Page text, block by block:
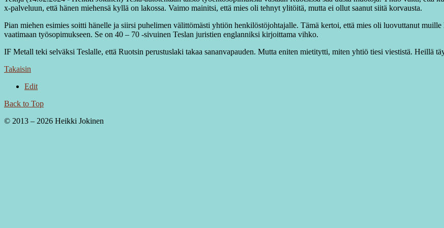
x-palveluun, että hänen miehensä kyllä on lakossa. Vaimo mainitsi, että mies oli tehnyt ylitöitä, mutta ei ollut saanut siitä korvausta.
Pian miehen esimies soitti hänelle ja siirsi puhelimen välittömästi yhtiön henkilöstöjohtajalle. Tämä kertoi, että mies oli luovuttanut
vaatimaan työsopimukseen. Se on 40 – 70 -sivuinen Teslan juristien englanniksi kirjoittama vihko.
IF Metall teki selväksi Teslalle, että Ruotsin perustuslaki takaa sananvapauden. Mutta eniten mietitytti, miten yhtiö tiesi viestistä. Heillä
Takaisin
Edit
Back to Top
© 2013 – 2026 Heikki Jokinen